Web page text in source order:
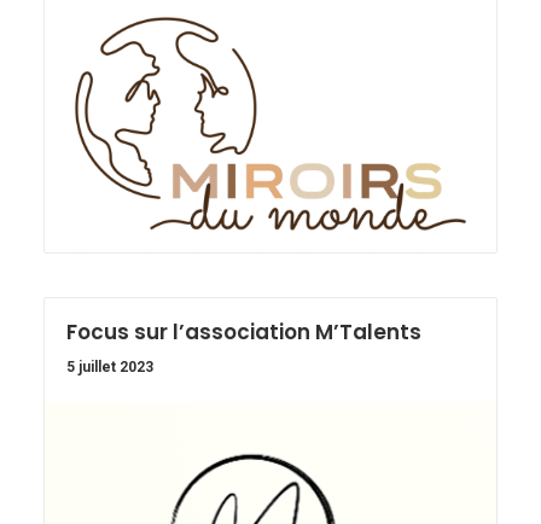
Focus sur l’association M’Talents
5 juillet 2023